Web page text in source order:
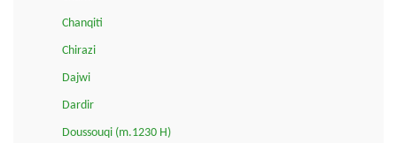
Chanqiti
Chirazi
Dajwi
Dardir
Doussouqi (m.1230 H)